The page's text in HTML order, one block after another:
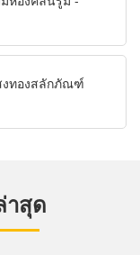
งทองสลักภัณฑ์
าสุด